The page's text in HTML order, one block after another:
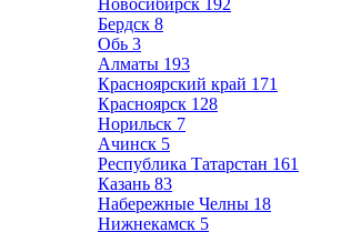
Новосибирск 192
Бердск 8
Обь 3
Алматы 193
Красноярский край 171
Красноярск 128
Норильск 7
Ачинск 5
Республика Татарстан 161
Казань 83
Набережные Челны 18
Нижнекамск 5